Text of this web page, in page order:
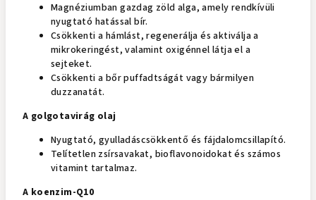
Magnéziumban gazdag zöld alga, amely rendkívüli
nyugtató hatással bír.
Csökkenti a hámlást, regenerálja és aktiválja a
mikrokeringést, valamint oxigénnel látja el a
sejteket.
Csökkenti a bőr puffadtságát vagy bármilyen
duzzanatát.
A golgotavirág olaj
Nyugtató, gyulladáscsökkentő és fájdalomcsillapító.
Telítetlen zsírsavakat, bioflavonoidokat és számos
vitamint tartalmaz.
A koenzim-Q10